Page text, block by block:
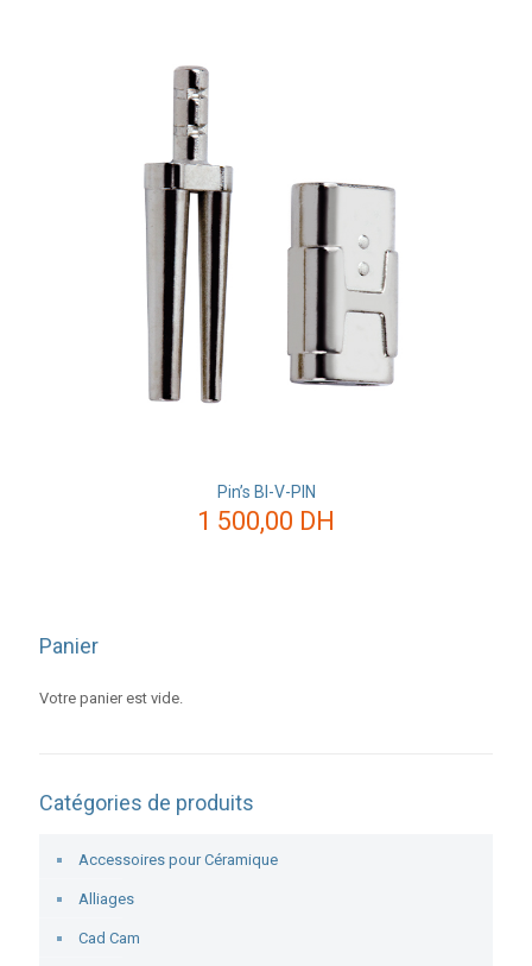
Pin’s BI-V-PIN
1 500,00 DH
Panier
Votre panier est vide.
Catégories de produits
Accessoires pour Céramique
Alliages
Cad Cam